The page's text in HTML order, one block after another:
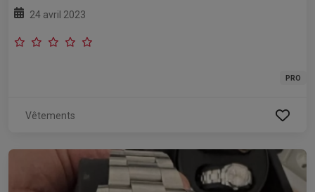
24 avril 2023
PRO
Vêtements